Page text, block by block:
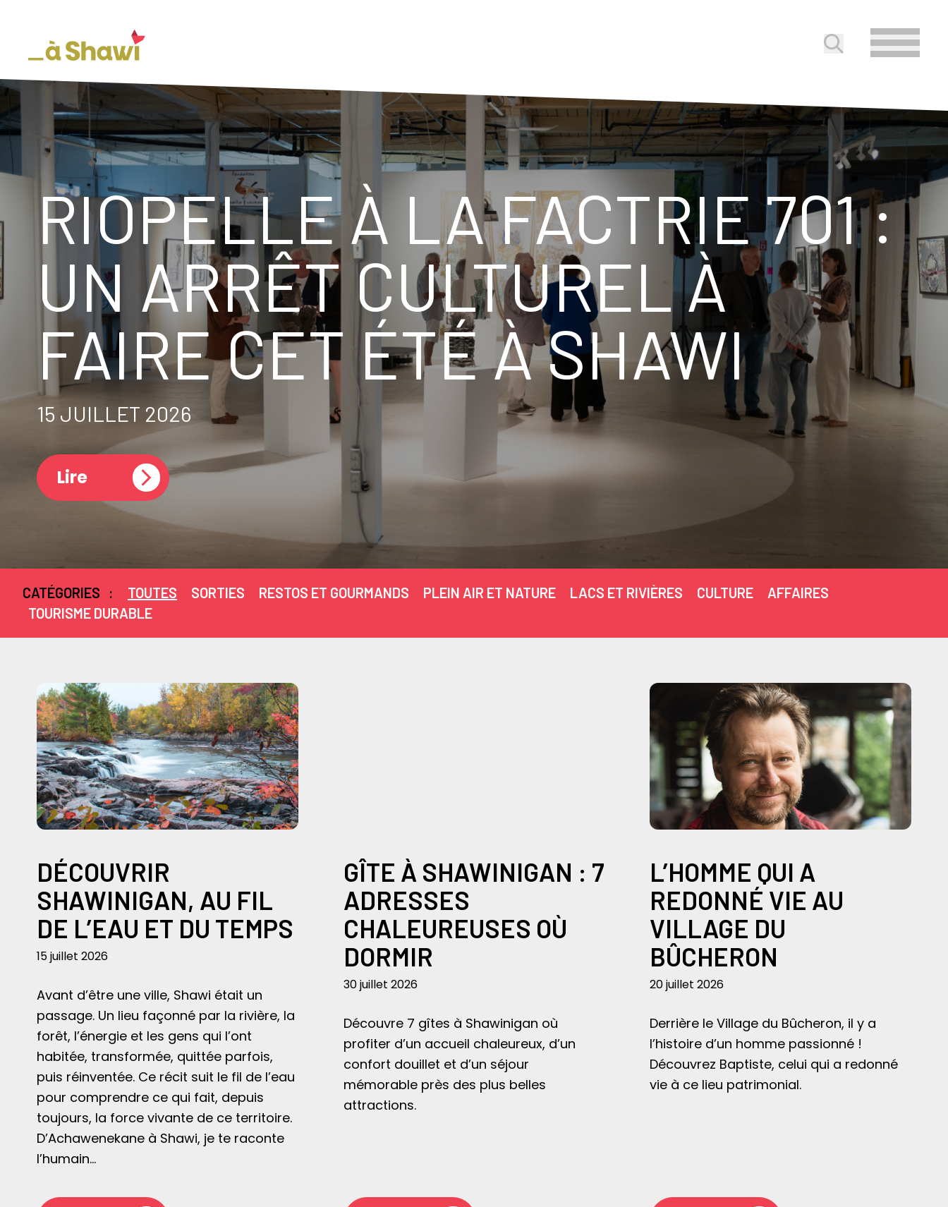
Soumettre la
RIOPELLE À LA FACTRIE 701 :
UN ARRÊT CULTUREL À
FAIRE CET ÉTÉ À SHAWI
15 JUILLET 2026
Lire
CATÉGORIES : TOUTES SORTIES RESTOS ET GOURMANDS PLEIN AIR ET NATURE LACS ET RIVIÈRES CULTURE
AFFAIRES
TOURISME DURABLE
DÉCOUVRIR
SHAWINIGAN, AU FIL
DE L’EAU ET DU TEMPS
15 juillet 2026
Avant d’être une ville, Shawi était un
passage. Un lieu façonné par la rivière, la
forêt, l’énergie et les gens qui l’ont
habitée, transformée, quittée parfois,
puis réinventée. Ce récit suit le fil de l’eau
pour comprendre ce qui fait, depuis
toujours, la force vivante de ce territoire.
D’Achawenekane à Shawi, je te raconte
l’humain…
GÎTE À SHAWINIGAN : 7
ADRESSES
CHALEUREUSES OÙ
DORMIR
30 juillet 2026
Découvre 7 gîtes à Shawinigan où
profiter d’un accueil chaleureux, d’un
confort douillet et d’un séjour
mémorable près des plus belles
attractions.
L’HOMME QUI A
REDONNÉ VIE AU
VILLAGE DU
BÛCHERON
20 juillet 2026
Derrière le Village du Bûcheron, il y a
l’histoire d’un homme passionné !
Découvrez Baptiste, celui qui a redonné
vie à ce lieu patrimonial.